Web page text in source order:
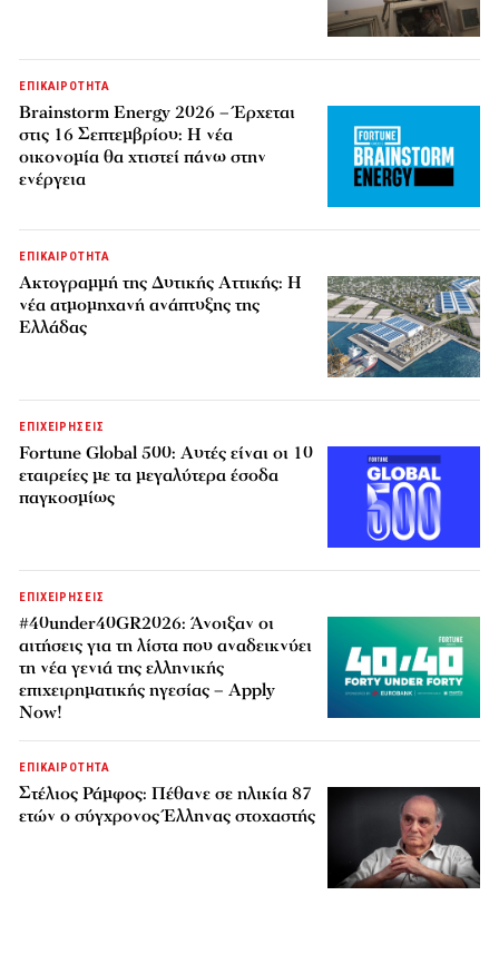
ΕΠΙΚΑΙΡΟΤΗΤΑ
Brainstorm Energy 2026 – Έρχεται
στις 16 Σεπτεμβρίου: Η νέα
οικονομία θα χτιστεί πάνω στην
ενέργεια
ΕΠΙΚΑΙΡΟΤΗΤΑ
Ακτογραμμή της Δυτικής Αττικής: Η
νέα ατμομηχανή ανάπτυξης της
Ελλάδας
ΕΠΙΧΕΙΡΗΣΕΙΣ
Fortune Global 500: Αυτές είναι οι 10
εταιρείες με τα μεγαλύτερα έσοδα
παγκοσμίως
ΕΠΙΧΕΙΡΗΣΕΙΣ
#40under40GR2026: Άνοιξαν οι
αιτήσεις για τη λίστα που αναδεικνύει
τη νέα γενιά της ελληνικής
επιχειρηματικής ηγεσίας – Apply
Now!
ΕΠΙΚΑΙΡΟΤΗΤΑ
Στέλιος Ράμφος: Πέθανε σε ηλικία 87
ετών ο σύγχρονος Έλληνας στοχαστής